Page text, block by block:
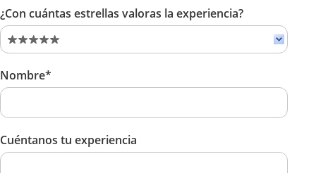
¿Con cuántas estrellas valoras la experiencia?
Nombre*
Cuéntanos tu experiencia